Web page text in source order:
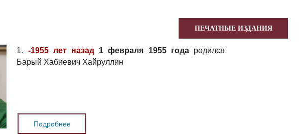
ПЕЧАТНЫЕ ИЗДАНИЯ
1. -1955 лет назад 1 февраля 1955 годародился
Барый Хабиевич Хайруллин
Подробнее